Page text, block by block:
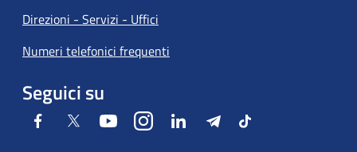
Direzioni - Servizi - Uffici
Numeri telefonici frequenti
Seguici su
Facebook Twitter YoutubeInstagramLinkedIn TelegramTiktok